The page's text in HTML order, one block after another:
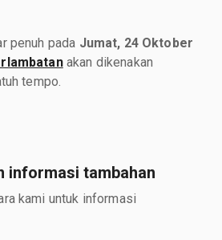
penuh pada Jumat, 24 Oktober
akan dikenakan
tempo.
informasi tambahan
kami untuk informasi